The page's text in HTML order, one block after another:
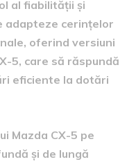
al fiabilității și
adapteze cerințelor
oferind versiuni
5, care să răspundă
eficiente la dotări
Mazda CX-5 pe
și de lungă